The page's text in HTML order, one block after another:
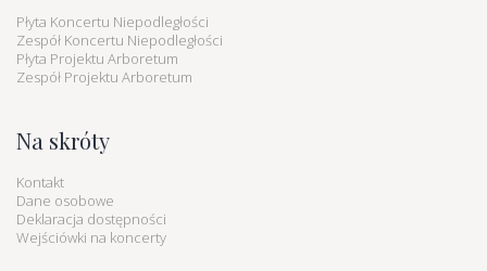
Płyta Koncertu Niepodległości
Zespół Koncertu Niepodległości
Płyta Projektu Arboretum
Zespół Projektu Arboretum
Na skróty
Kontakt
Dane osobowe
Deklaracja dostępności
Wejściówki na koncerty